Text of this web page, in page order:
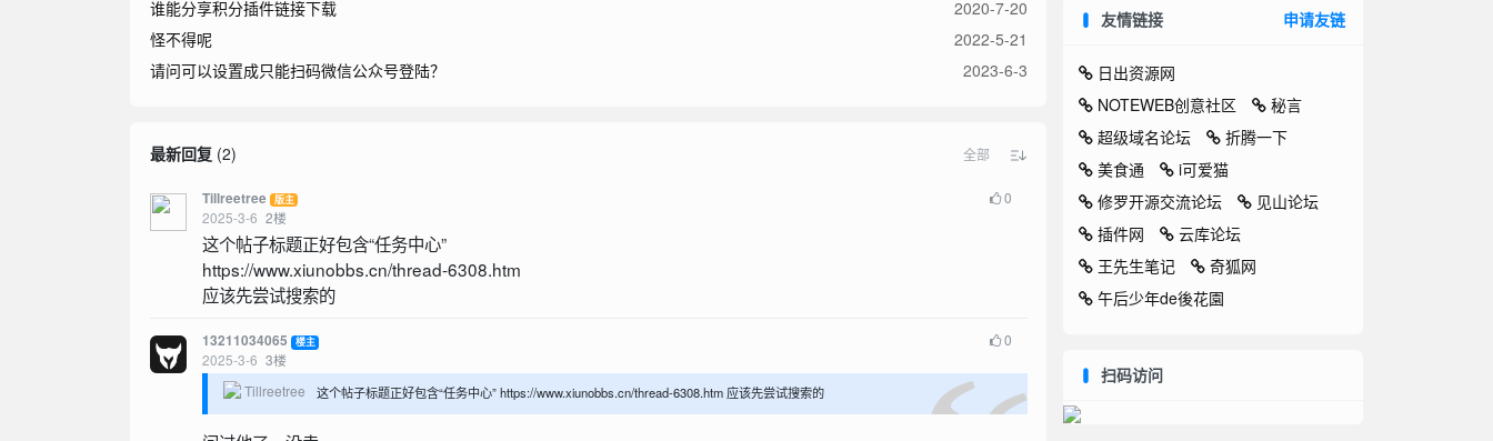
谁能分享积分插件链接下载
2020-7-20
怪不得呢
2022-5-21
请问可以设置成只能扫码微信公众号登陆？
2023-6-3
最新回复(2) 全部
Tillreetree 版主
2025-3-6 2楼
0
这个帖子标题正好包含“任务中心”
https://www.xiunobbs.cn/thread-6308.htm
应该先尝试搜索的
13211034065 楼主
2025-3-6 3楼
0
Tillreetree 这个帖子标题正好包含“任务中心” https://www.xiunobbs.cn/thread-6308.htm 应该先尝试搜索的
友情链接 申请友链
日出资源网
NOTEWEB创意社区
秘言
超级域名论坛
折腾一下
美食通
i可爱猫
修罗开源交流论坛
见山论坛
插件网
云库论坛
王先生笔记
奇狐网
午后少年de後花園
扫码访问